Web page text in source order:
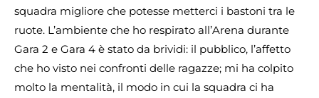
squadra migliore che potesse metterci i bastoni tra le
ruote. L’ambiente che ho respirato all’Arena durante
Gara 2 e Gara 4 è stato da brividi: il pubblico, l’affetto
che ho visto nei confronti delle ragazze; mi ha colpito
molto la mentalità, il modo in cui la squadra ci ha